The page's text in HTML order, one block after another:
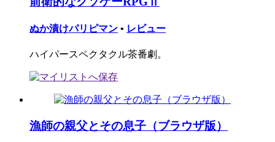
ぬか漬けパリピマン • レビュー
ハイパースペクタクル茶番劇。
漁師の親父とその息子（ブラウザ版）